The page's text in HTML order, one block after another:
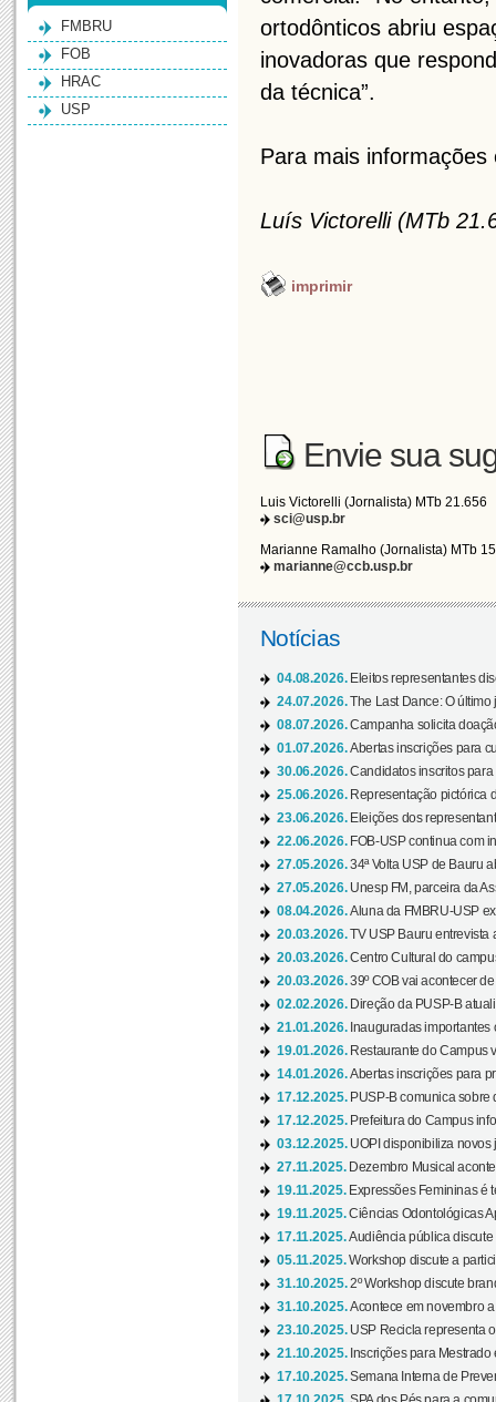
FMBRU
FOB
HRAC
USP
ortodônticos abriu
inovadoras que
da técnica”.
Para mais
Luís Victorelli (MTb
imprimir
Envie sua
Luis Victorelli (Jornalista) MTb 21.656
sci@usp.br
Marianne Ramalho (Jornalista) MTb
marianne@ccb.usp.br
Notícias
04.08.2026. Eleitos representantes
24.07.2026.The Last Dance: O
08.07.2026.Campanha solicita
01.07.2026.Abertas inscrições para
30.06.2026.Candidatos inscritos
25.06.2026. Representação pictórica
23.06.2026. Eleições dos
22.06.2026. FOB-USP continua com
27.05.2026.34ª Volta USP de Bauru
27.05.2026. Unesp FM, parceira da
08.04.2026.Aluna da FMBRU-USP
20.03.2026.TV USP Bauru entrevista
20.03.2026.Centro Cultural do
20.03.2026.39º COB vai acontecer
02.02.2026. Direção da PUSP-B
21.01.2026. Inauguradas
19.01.2026. Restaurante do Campus
14.01.2026.Abertas inscrições para
17.12.2025. PUSP-B comunica sobre
17.12.2025. Prefeitura do Campus
03.12.2025. UOPI disponibiliza novos
27.11.2025. Dezembro Musical
19.11.2025. Expressões Femininas é
19.11.2025.Ciências Odontológicas
17.11.2025.Audiência pública
05.11.2025.Workshop discute a
31.10.2025.2º Workshop discute
31.10.2025.Acontece em novembro
23.10.2025. USP Recicla representa
21.10.2025. Inscrições para
17.10.2025.Semana Interna de